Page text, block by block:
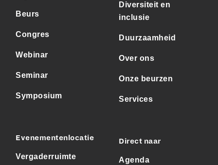
Beurs
Congres
Webinar
Seminar
Symposium
Evenementenlocatie
Vergaderruimte
Diversiteit en
inclusie
Duurzaamheid
Over ons
Onze beurzen
Services
Direct naar
Agenda